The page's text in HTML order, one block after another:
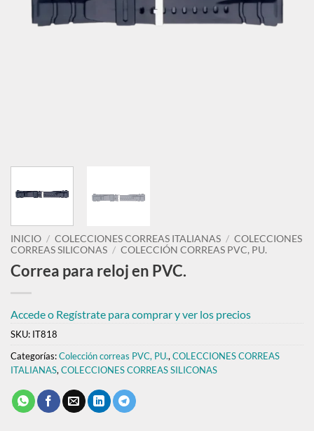
INICIO / COLECCIONES CORREAS ITALIANAS / COLECCIONES
CORREAS SILICONAS / COLECCIÓN CORREAS PVC, PU.
Correa para reloj en PVC.
Accede o Regístrate para comprar y ver los precios
SKU: IT818
Categorías:Colección correas PVC, PU., COLECCIONES CORREAS
ITALIANAS, COLECCIONES CORREAS SILICONAS